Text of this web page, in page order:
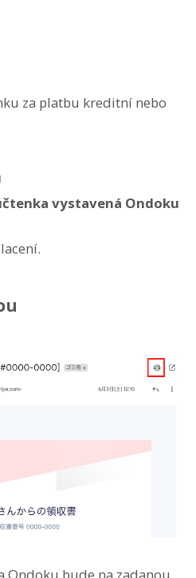
za platbu kreditní nebo
vystavená Ondoku
Ondoku bude na zadanou